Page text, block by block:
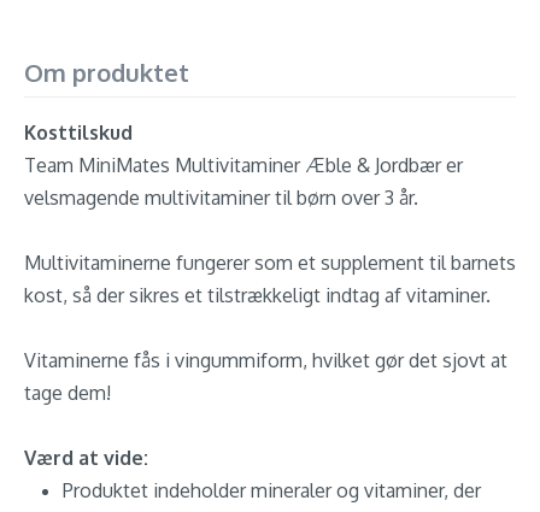
Om produktet
Kosttilskud
Team MiniMates Multivitaminer Æble & Jordbær er
velsmagende multivitaminer til børn over 3 år.
Multivitaminerne fungerer som et supplement til barnets
kost, så der sikres et tilstrækkeligt indtag af vitaminer.
Vitaminerne fås i vingummiform, hvilket gør det sjovt at
tage dem!
Værd at vide:
Produktet indeholder mineraler og vitaminer, der